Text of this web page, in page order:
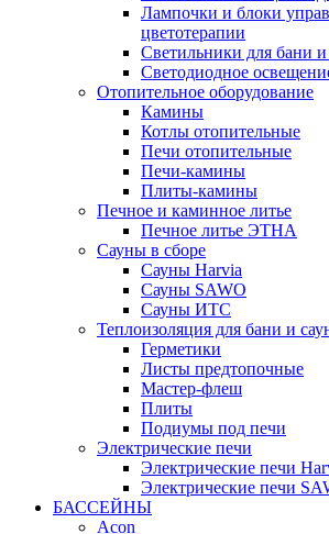
Лампочки и блоки
цветотерапии
Светильники для бани
Светодиодное
Отопительное оборудование
Камины
Котлы отопительные
Печи отопительные
Печи-камины
Плиты-камины
Печное и каминное литье
Печное литье ЭТНА
Сауны в сборе
Cауны Harvia
Сауны SAWO
Сауны ИТС
Теплоизоляция для бани и
Герметики
Листы предтопочные
Мастер-флеш
Плиты
Подиумы под печи
Электрические печи
Электрические печи
Электрические печи
БАССЕЙНЫ
Acon